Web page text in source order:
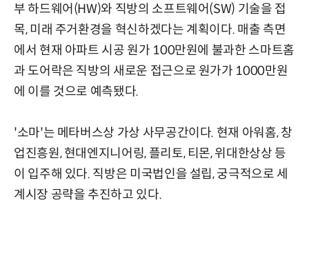
부 하드웨어(HW)와 직방의 소프트웨어(SW) 기술을 접
목, 미래 주거환경을 혁신하겠다는 계획이다. 매출 측면
에서 현재 아파트 시공 원가 100만원에 불과한 스마트홈
과 도어락은 직방의 새로운 접근으로 원가가 1000만원
에 이를 것으로 예측됐다.
'소마'는 메타버스상 가상 사무공간이다. 현재 아워홈, 창
업진흥원, 현대엔지니어링, 플리토, 티몬, 위대한상상 등
이 입주해 있다. 직방은 미국법인을 설립, 궁극적으로 세
계시장 공략을 추진하고 있다.